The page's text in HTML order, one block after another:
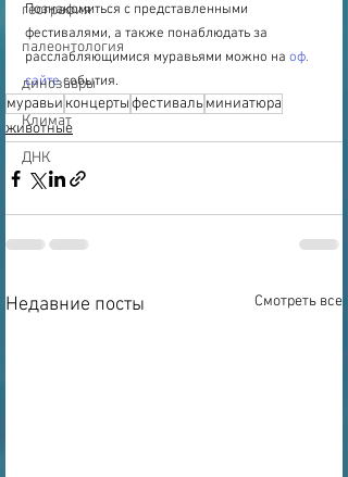
география
палеонтология
динозавры
Климат
ДНК
Познакомиться с представленными
фестивалями, а также понаблюдать за
расслабляющимися муравьями можно на оф.
сайте события.
муравьи концертыфестивальминиатюра
животные
Недавние посты Смотреть все